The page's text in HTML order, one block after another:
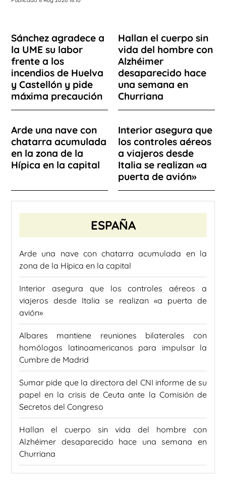
Sánchez agradece a
la UME su labor
frente a los
incendios de Huelva
y Castellón y pide
máxima precaución
Hallan el cuerpo sin
vida del hombre con
Alzhéimer
desaparecido hace
una semana en
Churriana
Arde una nave con
chatarra acumulada
en la zona de la
Hípica en la capital
Interior asegura que
los controles aéreos
a viajeros desde
Italia se realizan «a
puerta de avión»
ESPAÑA
Arde una nave con chatarra acumulada en la
zona de la Hípica en la capital
Interior asegura que los controles aéreos a
viajeros desde Italia se realizan «a puerta de
avión»
Albares mantiene reuniones bilaterales con
homólogos latinoamericanos para impulsar la
Cumbre de Madrid
Sumar pide que la directora del CNI informe de su
papel en la crisis de Ceuta ante la Comisión de
Secretos del Congreso
Hallan el cuerpo sin vida del hombre con
Alzhéimer desaparecido hace una semana en
Churriana